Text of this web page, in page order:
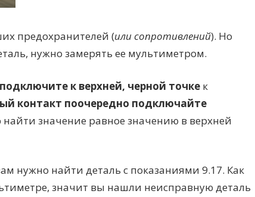
предохранителей (или сопротивлений). Но
нужно замерять ее мультиметром.
к верхней, черной точкек
контакт поочередно подключайте
значение равное значению в верхней
нужно найти деталь с показаниями 9.17. Как
значит вы нашли неисправную деталь